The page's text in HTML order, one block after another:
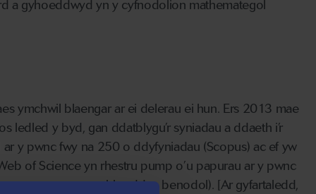
a gyhoeddwyd yn y cyfnodolion mathemategol
ymchwil blaengar ar ei delerau ei hun. Ers 2013 mae
y byd, gan ddatblygu’r syniadau a ddaeth i’r
y pwnc fwy na 250 o ddyfyniadau (Scopus) ac ef yw
of Science yn rhestru pump o’u papurau ar y pwnc
maes mewn blwyddyn benodol). [Ar gyfartaledd,